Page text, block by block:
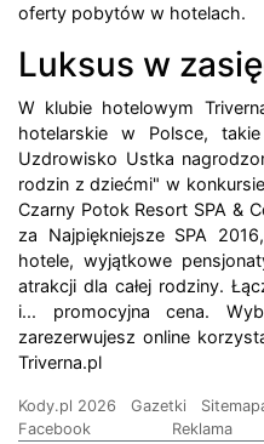
oferty pobytów w hotelach.
Luksus w
W klubie hotelowym
hotelarskie w Polsce,
Uzdrowisko Ustka
rodzin z dziećmi" w
Czarny Potok Resort SPA &
za Najpiękniejsze SPA
hotele, wyjątkowe
atrakcji dla całej rodziny.
i... promocyjna cena.
zarezerwujesz online
Triverna.pl
Kody.pl 2026 Gazetki
Facebook
Reklama